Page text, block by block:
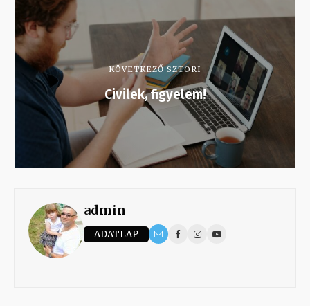
KÖVETKEZŐ SZTORI
Civilek, figyelem!
admin
ADATLAP